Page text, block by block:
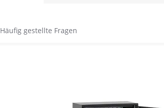
Häufig gestellte Fragen